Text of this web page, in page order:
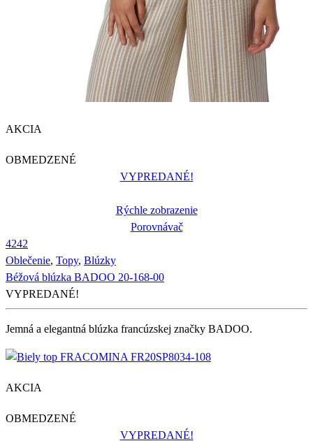
AKCIA
OBMEDZENÉ
VYPREDANÉ!
Rýchle zobrazenie
Porovnávač
4242
Oblečenie, Topy, Blúzky
Béžová blúzka BADOO 20-168-00
VYPREDANÉ!
Jemná a elegantná blúzka francúzskej značky BADOO.
AKCIA
OBMEDZENÉ
VYPREDANÉ!